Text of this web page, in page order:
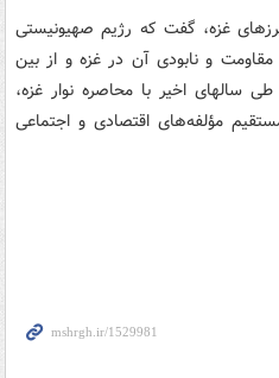
غزه، گفت که رژیم صهیونیستی
مقاومت و نابودی آن در غزه و از بین
سالهای اخیر با محاصره نوار غزه،
مؤلفه‌های اقتصادی و اجتماعی